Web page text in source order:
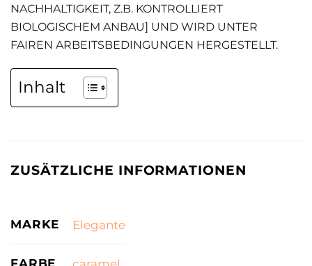
NACHHALTIGKEIT, Z.B. KONTROLLIERT
BIOLOGISCHEM ANBAU] UND WIRD UNTER
FAIREN ARBEITSBEDINGUNGEN HERGESTELLT.
Inhalt
ZUSÄTZLICHE INFORMATIONEN
MARKE Elegante
FARBE